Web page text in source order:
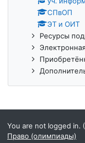
СПвОП
ЭТ и ОИТ
Ресурсы
You are not logged in. (
Право (олимпиады)